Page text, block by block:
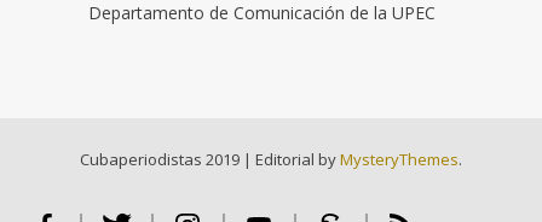
Departamento de Comunicación de la UPEC
Cubaperiodistas 2019 | Editorial byMysteryThemes.